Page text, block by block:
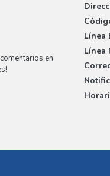
en
Línea
Línea